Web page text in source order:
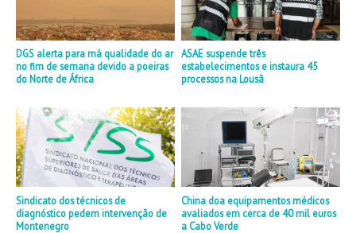
DGS alerta para má qualidade do ar
no fim de semana devido a poeiras
do Norte de África
ASAE suspende três
estabelecimentos e instaura 45
processos na Lousã
Sindicato dos técnicos de
diagnóstico pedem intervenção de
Montenegro
China doa equipamentos médicos
avaliados em cerca de 40 mil euros
a Cabo Verde